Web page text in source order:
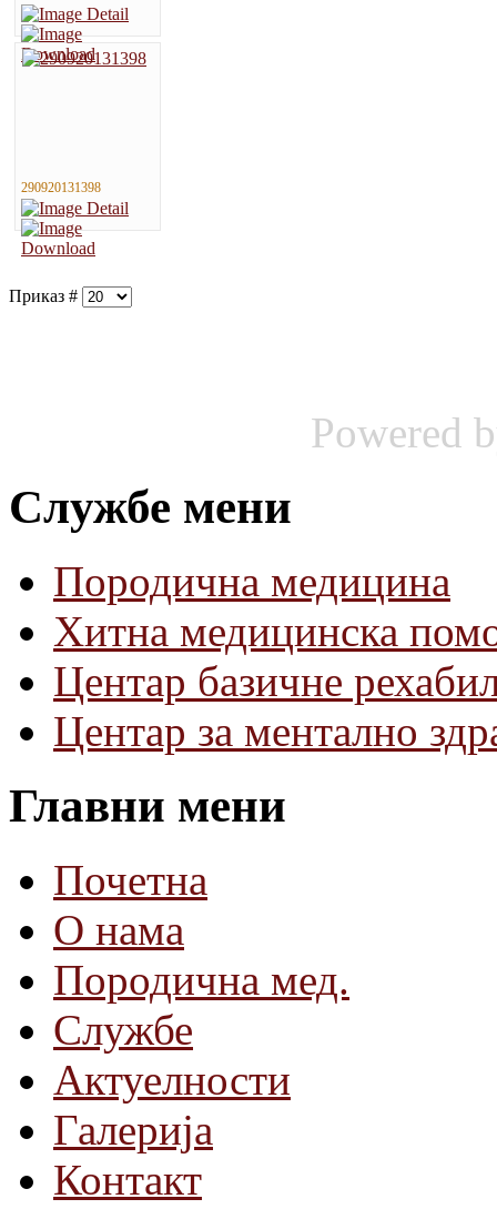
290920131398
Приказ #
Powered
Службе мени
Породична медицина
Хитна медицинска
Центар базичне
Центар за ментално
Главни мени
Почетна
О нама
Породична мед.
Службе
Актуелности
Галерија
Контакт